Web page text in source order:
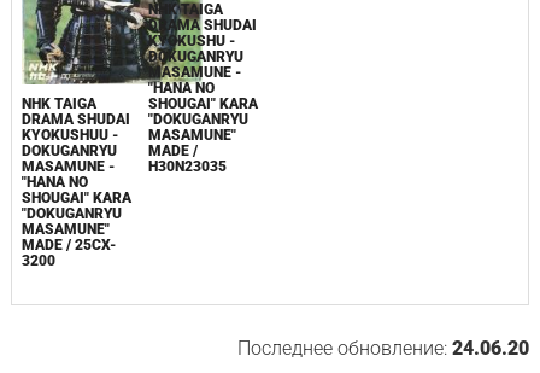
NHK TAIGA
DRAMA SHUDAI
KYOKUSHUU -
DOKUGANRYU
MASAMUNE -
"HANA NO
SHOUGAI" KARA
"DOKUGANRYU
MASAMUNE"
MADE / 25CX-
3200
NHK TAIGA
DRAMA SHUDAI
KYOKUSHU -
DOKUGANRYU
MASAMUNE -
"HANA NO
SHOUGAI" KARA
"DOKUGANRYU
MASAMUNE"
MADE /
H30N23035
Последнее обновление:24.06.20